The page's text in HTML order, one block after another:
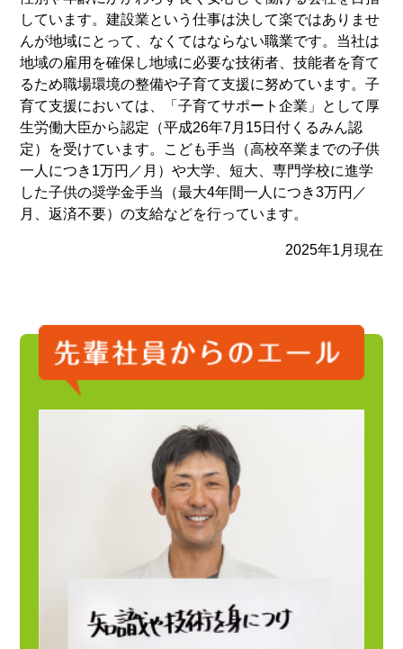
しています。建設業という仕事は決して楽ではありませ
んが地域にとって、なくてはならない職業です。当社は
地域の雇用を確保し地域に必要な技術者、技能者を育て
るため職場環境の整備や子育て支援に努めています。子
育て支援においては、「子育てサポート企業」として厚
生労働大臣から認定（平成26年7月15日付くるみん認
定）を受けています。こども手当（高校卒業までの子供
一人につき1万円／月）や大学、短大、専門学校に進学
した子供の奨学金手当（最大4年間一人につき3万円／
月、返済不要）の支給などを行っています。
2025年1月現在